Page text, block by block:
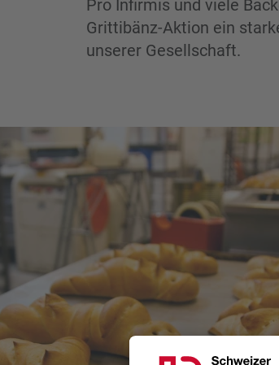
Pro Infirmis und viele
Grittibänz-Aktion ein
unserer Gesellschaft.